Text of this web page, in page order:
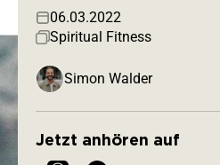
06.03.2022
Spiritual Fitness
Simon Walder
Jetzt anhören auf